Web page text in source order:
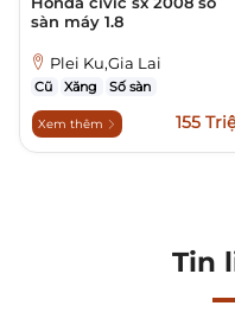
sàn máy 1.8
Plei Ku,Gia Lai
Cũ Xăng Số sàn
Xem thêm 155
Tin